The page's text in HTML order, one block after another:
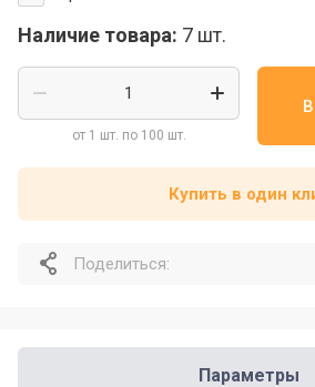
Наличие товара: 7 шт.
от 1 шт. по 100 шт.
Купить в один
Поделиться:
Параметры